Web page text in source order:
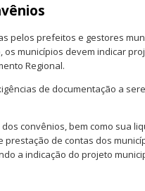
pelos prefeitos e gestores
municípios devem indicar
Regional.
de documentação a
convênios, bem como sua
de contas dos
a indicação do projeto